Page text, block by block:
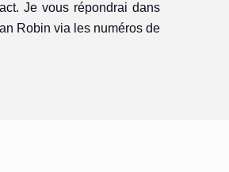
Je vous répondrai dans
Robin via les numéros de